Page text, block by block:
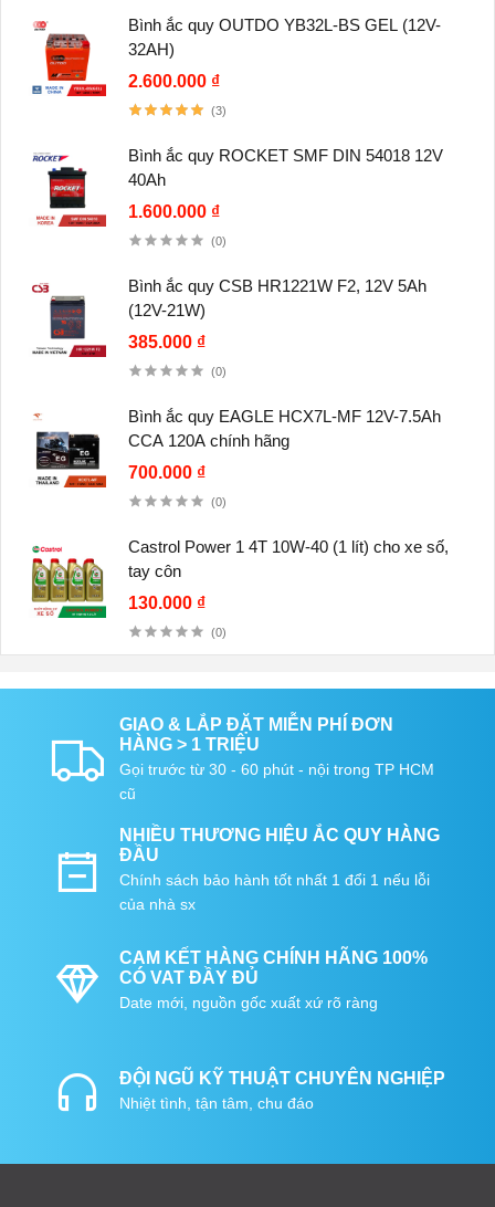
Bình ắc quy OUTDO YB32L-BS GEL (12V-
32AH)
2.600.000 ₫
(3)
Bình ắc quy ROCKET SMF DIN 54018 12V
40Ah
1.600.000 ₫
(0)
Bình ắc quy CSB HR1221W F2, 12V 5Ah
(12V-21W)
385.000 ₫
(0)
Bình ắc quy EAGLE HCX7L-MF 12V-7.5Ah
CCA 120A chính hãng
700.000 ₫
(0)
Castrol Power 1 4T 10W-40 (1 lít) cho xe số,
tay côn
130.000 ₫
(0)
GIAO & LẮP ĐẶT MIỄN PHÍ ĐƠN
HÀNG > 1 TRIỆU
Gọi trước từ 30 - 60 phút - nội trong TP HCM
cũ
NHIỀU THƯƠNG HIỆU ẮC QUY HÀNG
ĐẦU
Chính sách bảo hành tốt nhất 1 đổi 1 nếu lỗi
của nhà sx
CAM KẾT HÀNG CHÍNH HÃNG 100%
CÓ VAT ĐẦY ĐỦ
Date mới, nguồn gốc xuất xứ rõ ràng
ĐỘI NGŨ KỸ THUẬT CHUYÊN NGHIỆP
Nhiệt tình, tận tâm, chu đáo